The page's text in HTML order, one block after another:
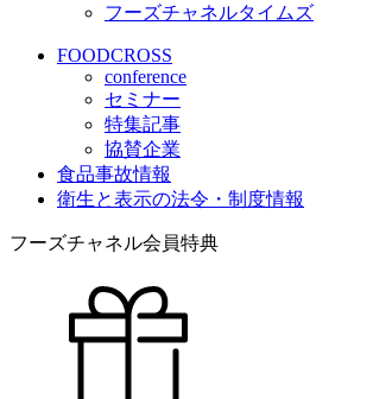
フーズチャネルタイムズ
FOODCROSS
conference
セミナー
特集記事
協賛企業
食品事故情報
衛生と表示の法令・制度情報
フーズチャネル会員特典